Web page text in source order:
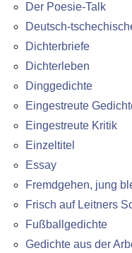
Der Poesie-Talk
Deutsch-
Dichterbriefe
Dichterleben
Dinggedichte
Eingestreute
Eingestreute Kritik
Einzeltitel
Essay
Fremdgehen, jung
Frisch auf Leitners
Fußballgedichte
Gedichte aus der